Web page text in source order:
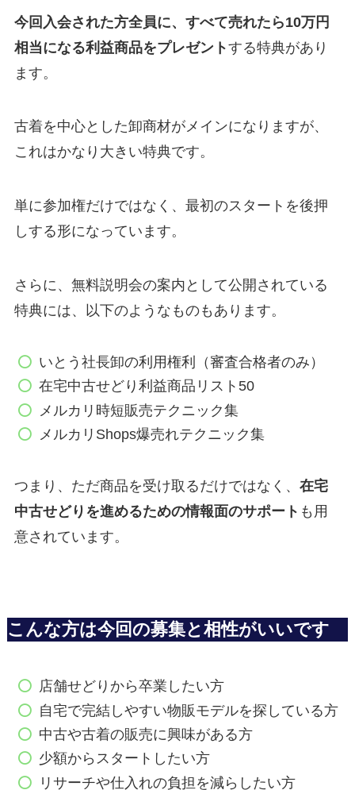
今回入会された方全員に、すべて売れたら10万円
相当になる利益商品をプレゼントする特典があり
ます。
古着を中心とした卸商材がメインになりますが、
これはかなり大きい特典です。
単に参加権だけではなく、最初のスタートを後押
しする形になっています。
さらに、無料説明会の案内として公開されている
特典には、以下のようなものもあります。
いとう社長卸の利用権利（審査合格者のみ）
在宅中古せどり利益商品リスト50
メルカリ時短販売テクニック集
メルカリShops爆売れテクニック集
つまり、ただ商品を受け取るだけではなく、 在宅
中古せどりを進めるための情報面のサポート も用
意されています。
こんな方は今回の募集と相性がいいです
店舗せどりから卒業したい方
自宅で完結しやすい物販モデルを探している方
中古や古着の販売に興味がある方
少額からスタートしたい方
リサーチや仕入れの負担を減らしたい方